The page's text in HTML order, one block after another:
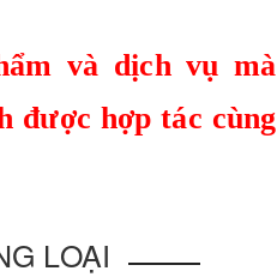
và dịch vụ mà
được hợp tác cùng
LOẠI